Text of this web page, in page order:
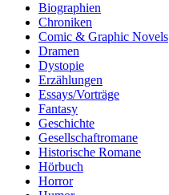
Biographien
Chroniken
Comic & Graphic Novels
Dramen
Dystopie
Erzählungen
Essays/Vorträge
Fantasy
Geschichte
Gesellschaftromane
Historische Romane
Hörbuch
Horror